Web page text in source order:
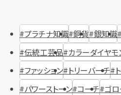
プラチナ知識 銅貨 銀知識
伝統工芸品 カラーダイヤモ
ファッション トリーバーチ
パワーストーン コーチ ゴ